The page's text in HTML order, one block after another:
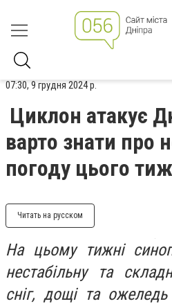
07:30, 9 грудня 2024 р.
Циклон атакує
варто знати про
погоду цього
Читать на русском
На цьому тижні
нестабільну та
сніг, дощі та